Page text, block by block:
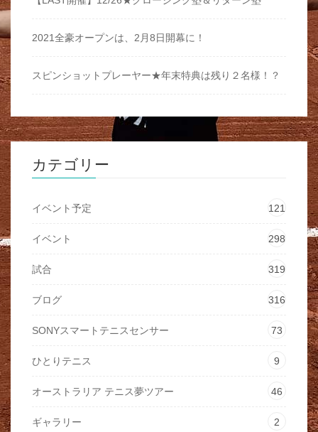
2021全豪オープンは、2月8日開幕に！
スピンショットプレーヤー★年末特典は残り２名様！？
カテゴリー
イベント予定 121
イベント 298
試合 319
ブログ 316
SONYスマートテニスセンサー 73
ひとりテニス 9
オーストラリア テニス夢ツアー 46
ギャラリー 2